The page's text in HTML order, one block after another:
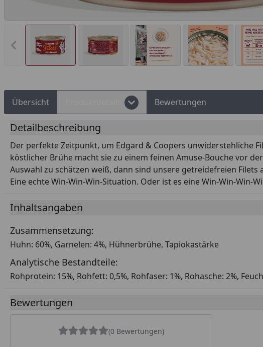
Vorheriges Bild anzeigen
Übersicht Bewertungen
Detailbeschreibung
Der perfekte Zeitpunkt, um Edgard & Coopers unwiderstehliche
köstlicher Brühe macht sie zu einem feinen Amuse-Bouche vor
Auswahl zu schätzen weiß, dann sind unsere getreidefreien
Eine echte Win-Win-Win-Situation. Oder ist es eine Win-Win-
Inhaltsangaben
Zusammensetzung:
Huhn: 60%, Garnelen: 4%, Hühnerbrühe, Tapiokastärke
Analytische Bestandteile:
Rohprotein: 15%, Rohfett: 0,5%, Rohfaser: 1%, Rohasche: 2%,
Bewertungen
(0 Bewertungen)